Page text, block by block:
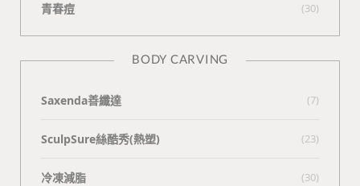
青春痘 (30)
BODY CARVING
Saxenda善纖達 (7)
SculpSure絲酷秀(熱塑) (23)
冷凍減脂 (30)